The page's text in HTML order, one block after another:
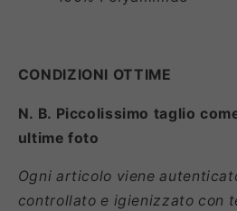
CONDIZIONI OTTIME
N. B. Piccolissimo taglio
ultime foto
Ogni articolo viene
controllato e igienizzato con